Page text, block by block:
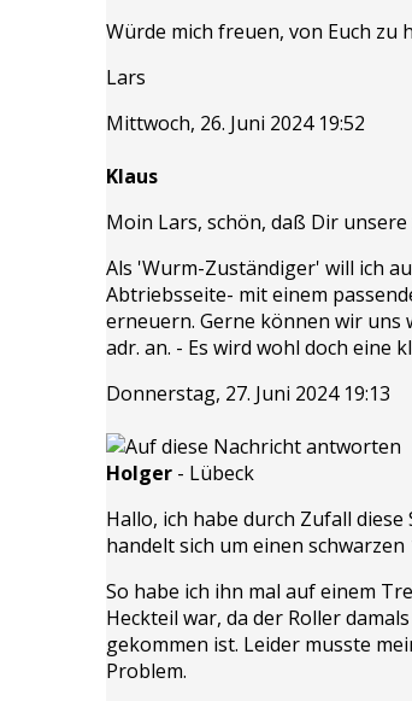
Würde mich freuen, von Euch zu
Lars
Mittwoch, 26. Juni 2024 19:52
Klaus
Moin Lars, schön, daß Dir
Als 'Wurm-Zuständiger' will ich
Abtriebsseite- mit einem
erneuern. Gerne können wir uns
adr. an. - Es wird wohl doch eine
Donnerstag, 27. Juni 2024 19:13
Holger - Lübeck
Hallo, ich habe durch Zufall
handelt sich um einen
So habe ich ihn mal auf einem
Heckteil war, da der Roller
gekommen ist. Leider musste
Problem.